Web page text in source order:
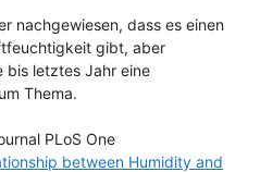
nachgewiesen, dass es einen
gibt, aber
bis letztes Jahr eine
Thema.
PLoS One
between Humidity and